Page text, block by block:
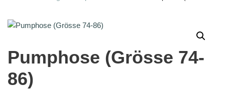
Pumphose (Grösse 74-
86)